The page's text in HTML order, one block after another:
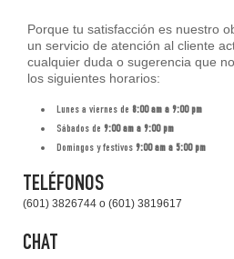
Porque tu satisfacción es nuestro
un servicio de atención al cliente
cualquier duda o sugerencia que
los siguientes horarios:
Lunes a viernes de 8:00 am a 9:00 pm
Sábados de 9:00 am a 9:00 pm
Domingos y festivos 9:00 am a 5:00 pm
TELÉFONOS
(601) 3826744 o (601) 3819617
CHAT